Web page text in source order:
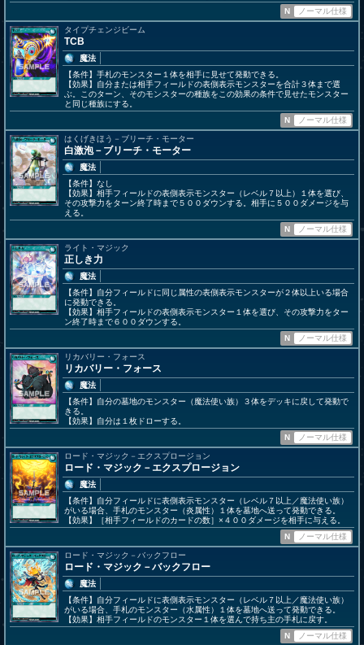
N
ノーマル仕様
タイプチェンジビーム
TCB
魔法
【条件】手札のモンスター１体を相手に見せて発動できる。
【効果】自分または相手フィールドの表側表示モンスターを合計３体まで選
ぶ。このターン、そのモンスターの種族をこの効果の条件で見せたモンスター
と同じ種族にする。
N
ノーマル仕様
はくげきほう－ブリーチ・モーター
白激泡－ブリーチ・モーター
魔法
【条件】なし
【効果】相手フィールドの表側表示モンスター（レベル７以上）１体を選び、
その攻撃力をターン終了時まで５００ダウンする。相手に５００ダメージを与
える。
N
ノーマル仕様
ライト・マジック
正しき力
魔法
【条件】自分フィールドに同じ属性の表側表示モンスターが２体以上いる場合
に発動できる。
【効果】相手フィールドの表側表示モンスター１体を選び、その攻撃力をター
ン終了時まで６００ダウンする。
N
ノーマル仕様
リカバリー・フォース
リカバリー・フォース
魔法
【条件】自分の墓地のモンスター（魔法使い族）３体をデッキに戻して発動で
きる。
【効果】自分は１枚ドローする。
N
ノーマル仕様
ロード・マジック－エクスプロージョン
ロード・マジック－エクスプロージョン
魔法
【条件】自分フィールドに表側表示モンスター（レベル７以上／魔法使い族）
がいる場合、手札のモンスター（炎属性）１体を墓地へ送って発動できる。
【効果】［相手フィールドのカードの数］×４００ダメージを相手に与える。
N
ノーマル仕様
ロード・マジック－バックフロー
ロード・マジック－バックフロー
魔法
【条件】自分フィールドに表側表示モンスター（レベル７以上／魔法使い族）
がいる場合、手札のモンスター（水属性）１体を墓地へ送って発動できる。
【効果】相手フィールドのモンスター１体を選んで持ち主の手札に戻す。
N
ノーマル仕様